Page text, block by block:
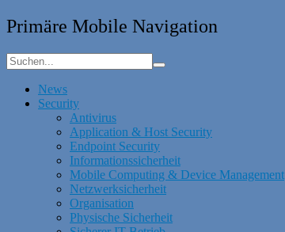
Primäre Mobile Navigation
News
Security
Antivirus
Application & Host Security
Endpoint Security
Informationssicherheit
Mobile Computing & Device Management
Netzwerksicherheit
Organisation
Physische Sicherheit